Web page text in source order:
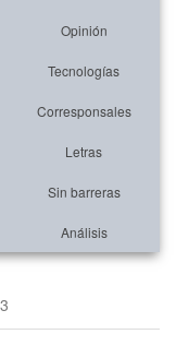
Opinión
Tecnologías
Corresponsales
Letras
Sin barreras
Análisis